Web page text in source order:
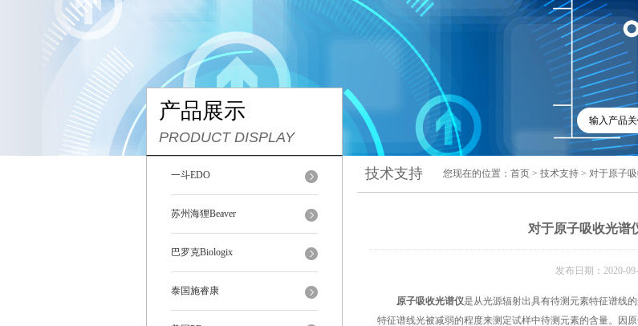
产品展示
PRODUCT DISPLAY
一斗EDO
苏州海狸Beaver
巴罗克Biologix
泰国施睿康
技术支持 您现在的位置： 首页 > 技术支持 > 对于原子
对于原子吸收光谱
发布日期：2020-
原子吸收光谱仪是从光源辐射出具有待测元素特征谱线
特征谱线光被减弱的程度来测定试样中待测元素的含量。因